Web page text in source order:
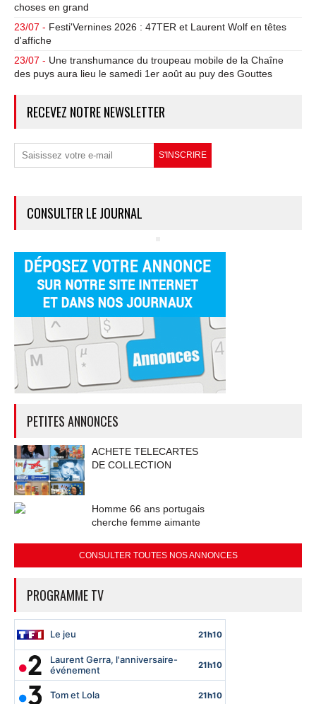
choses en grand
23/07 - Festi'Vernines 2026 : 47TER et Laurent Wolf en têtes
d'affiche
23/07 - Une transhumance du troupeau mobile de la Chaîne
des puys aura lieu le samedi 1er août au puy des Gouttes
RECEVEZ NOTRE NEWSLETTER
CONSULTER LE JOURNAL
PETITES ANNONCES
ACHETE TELECARTES
DE COLLECTION
Homme 66 ans portugais
cherche femme aimante
CONSULTER TOUTES NOS ANNONCES
PROGRAMME TV